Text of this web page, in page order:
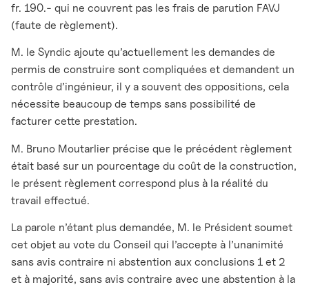
fr. 190.- qui ne couvrent pas les frais de parution FAVJ
(faute de règlement).
M. le Syndic ajoute qu’actuellement les demandes de
permis de construire sont compliquées et demandent un
contrôle d’ingénieur, il y a souvent des oppositions, cela
nécessite beaucoup de temps sans possibilité de
facturer cette prestation.
M. Bruno Moutarlier précise que le précédent règlement
était basé sur un pourcentage du coût de la construction,
le présent règlement correspond plus à la réalité du
travail effectué.
La parole n’étant plus demandée, M. le Président soumet
cet objet au vote du Conseil qui l’accepte à l’unanimité
sans avis contraire ni abstention aux conclusions 1 et 2
et à majorité, sans avis contraire avec une abstention à la